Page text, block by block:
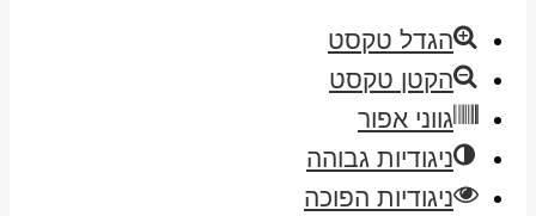
הגדל טקסט
הקטן טקסט
גווני אפור
ניגודיות גבוהה
ניגודיות הפוכה